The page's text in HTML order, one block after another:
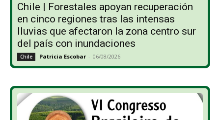
Chile | Forestales apoyan recuperación
en cinco regiones tras las intensas
lluvias que afectaron la zona centro sur
del país con inundaciones
Chile Patricia Escobar - 06/08/2026